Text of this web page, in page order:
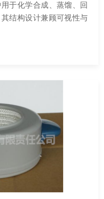
于化学合成、蒸馏、回
结构设计兼顾可视性与
作